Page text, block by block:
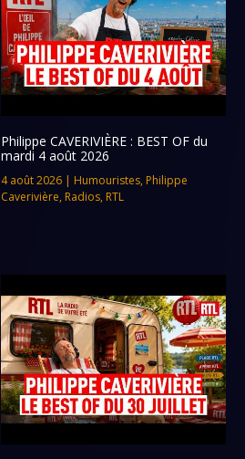
Philippe CAVERIVIÈRE : BEST OF du
mardi 4 août 2026
4 août 2026| Humouristes, Philippe
Caverivière, Radios, RTL